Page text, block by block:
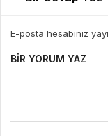
E-posta hesabınız
BIR YORUM YAZ